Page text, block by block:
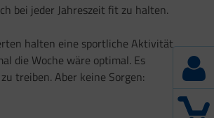
bei jeder Jahreszeit fit zu halten.
halten eine sportliche Aktivität
die Woche wäre optimal. Es
treiben. Aber keine Sorgen: